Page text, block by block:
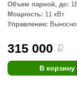
Объем парной, до:
Мощность: 11 кВт
Управление:
315 000 i
В корзину